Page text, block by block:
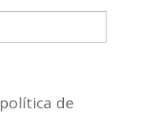
de